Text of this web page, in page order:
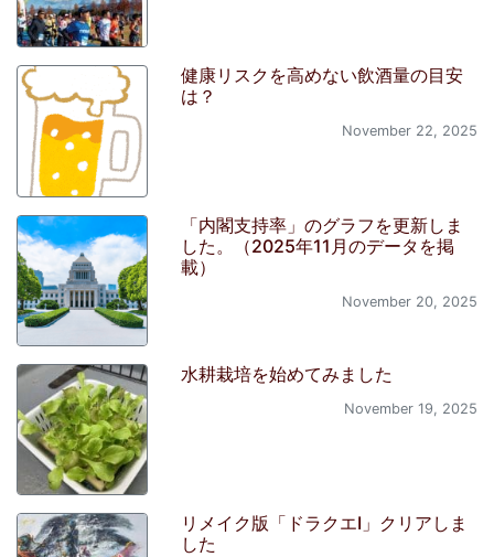
健康リスクを高めない飲酒量の目安
は？
November 22, 2025
「内閣支持率」のグラフを更新しま
した。（2025年11月のデータを掲
載）
November 20, 2025
水耕栽培を始めてみました
November 19, 2025
リメイク版「ドラクエI」クリアしま
した